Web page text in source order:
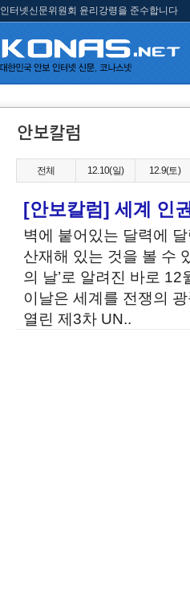
인터넷신문위원회 윤리강령을 준수합니다
전체 12.10(일) 12.9(토)
[안보칼럼] 세계 인
벽에 붙어있는 달력에
산재해 있는 것을 볼 수
의 날’로 알려진 바로 12
이날은 세계를 전쟁의
열린 제3차 UN..